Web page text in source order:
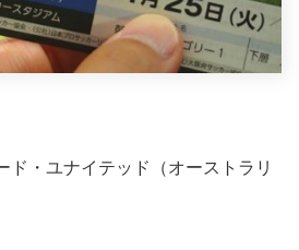
ド・ユナイテッド（オーストラリ